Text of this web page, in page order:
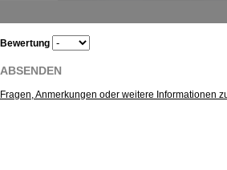
Bewertung
ABSENDEN
Fragen, Anmerkungen oder weitere Informationen